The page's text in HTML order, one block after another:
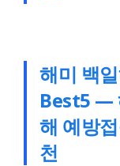
해미 백
Best5 —
해 예방
천